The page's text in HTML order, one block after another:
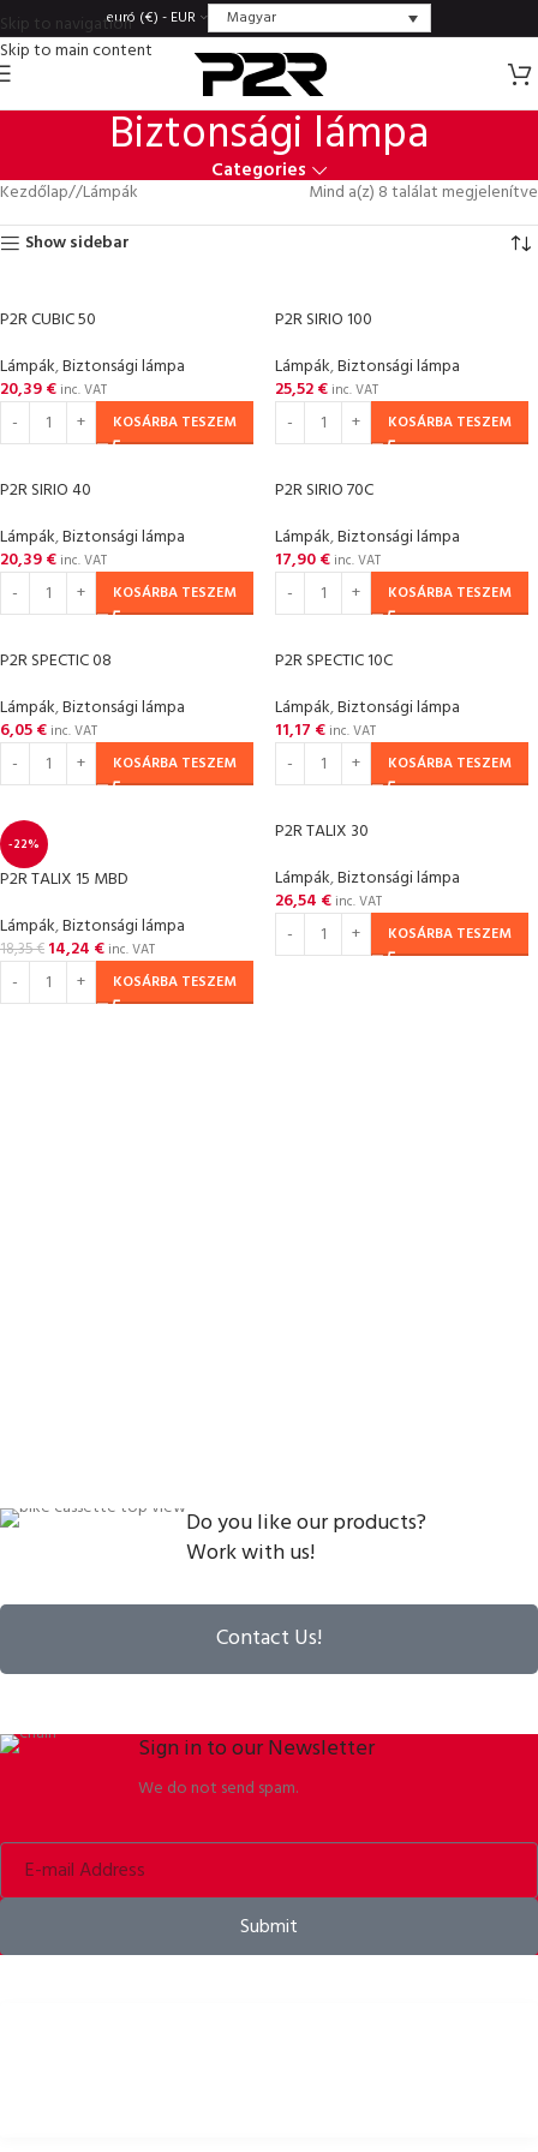
Skip to navigation
Skip to main content
euró (€) - EUR Magyar
Biztonsági lámpa
Categories
Kezdőlap/ Lámpák
Mind a(z) 8 találat megjelenítve
Show sidebar
P2R CUBIC 50
Lámpák,Biztonsági lámpa
20,39€ inc. VAT
KOSÁRBA TESZEM
P2R SIRIO 100
Lámpák,Biztonsági lámpa
25,52€ inc. VAT
KOSÁRBA TESZEM
P2R SIRIO 40
Lámpák,Biztonsági lámpa
20,39€ inc. VAT
KOSÁRBA TESZEM
P2R SIRIO 70C
Lámpák,Biztonsági lámpa
17,90€ inc. VAT
KOSÁRBA TESZEM
P2R SPECTIC 08
Lámpák,Biztonsági lámpa
6,05€ inc. VAT
KOSÁRBA TESZEM
P2R SPECTIC 10C
Lámpák,Biztonsági lámpa
11,17 € inc. VAT
KOSÁRBA TESZEM
-22%
P2R TALIX 15 MBD
Lámpák,Biztonsági lámpa
18,35€ 14,24 € inc. VAT
KOSÁRBA TESZEM
P2R TALIX 30
Lámpák,Biztonsági lámpa
26,54 € inc. VAT
KOSÁRBA TESZEM
Do you like our products?
Work with us!
Contact Us!
Sign in to our Newsletter
We do not send spam.
Submit